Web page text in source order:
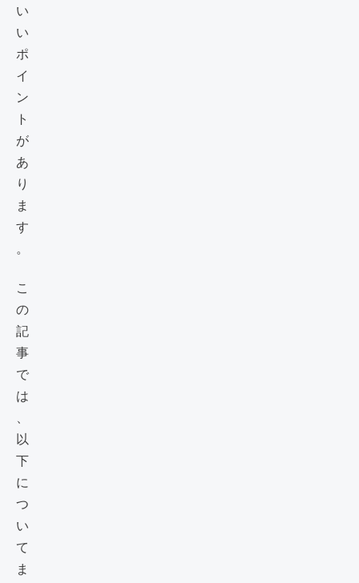
い
い
ポ
イ
ン
ト
が
あ
り
ま
す
。
こ
の
記
事
で
は
、
以
下
に
つ
い
て
ま